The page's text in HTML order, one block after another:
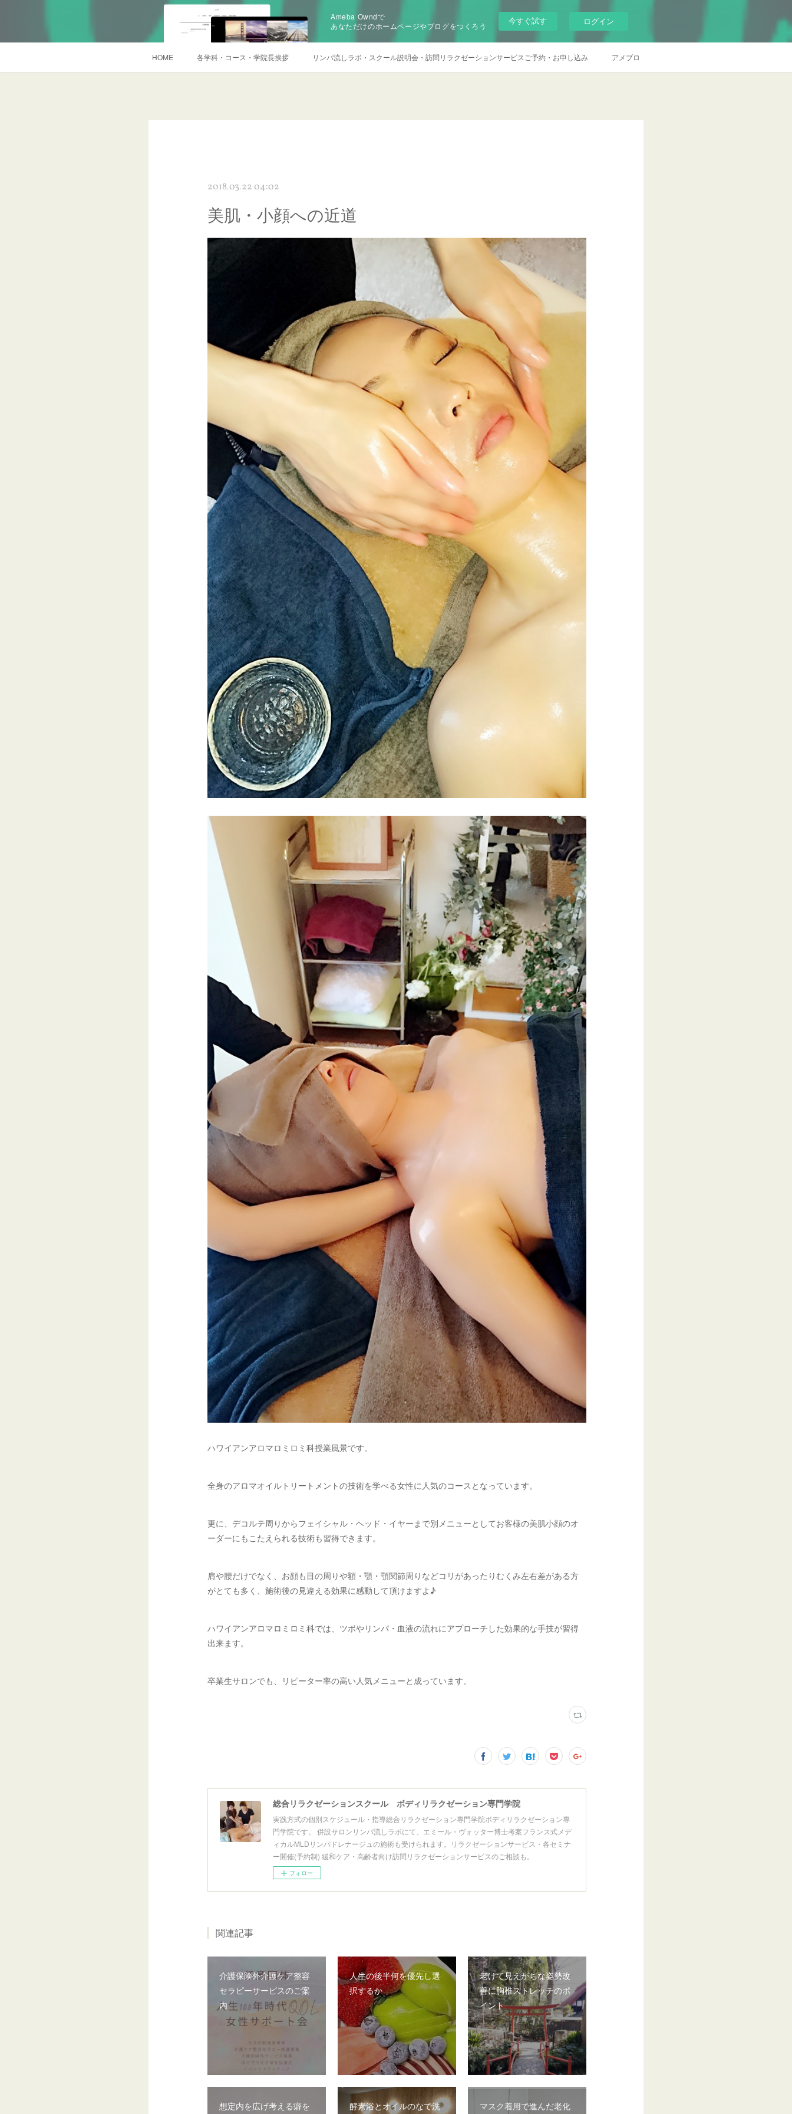
Ameba Owndで
あなただけのホームページやブログをつくろう
今すぐ試す ログイン
HOME 各学科・コース・学院長挨拶 リンパ流しラボ・スクール説明会・訪問リラクゼーションサービスご予約・お申し込み アメブロ
2018.03.22 04:02
美肌・小顔への近道
ハワイアンアロマロミロミ科授業風景です。
全身のアロマオイルトリートメントの技術を学べる女性に人気のコースとなっています。
更に、デコルテ周りからフェイシャル・ヘッド・イヤーまで別メニューとしてお客様の美肌小顔のオ
ーダーにもこたえられる技術も習得できます。
肩や腰だけでなく、お顔も目の周りや額・顎・顎関節周りなどコリがあったりむくみ左右差がある方
がとても多く、施術後の見違える効果に感動して頂けますよ♪
ハワイアンアロマロミロミ科では、ツボやリンパ・血液の流れにアプローチした効果的な手技が習得
出来ます。
卒業生サロンでも、リピーター率の高い人気メニューと成っています。
総合リラクゼーションスクール ボディリラクゼーション専門学院
実践方式の個別スケジュール・指導総合リラクゼーション専門学院ボディリラクゼーション専
門学院です。 併設サロンリンパ流しラボにて、エミール・ヴォッター博士考案フランス式メデ
ィカルMLDリンパドレナージュの施術も受けられます。リラクゼーションサービス・各セミナ
ー開催(予約制) 緩和ケア・高齢者向け訪問リラクゼーションサービスのご相談も。
フォロー
関連記事
介護保険外介護ケア整容
セラピーサービスのご案
内
人生の後半何を優先し選
択するか
老けて見えがちな姿勢改
善に胸椎ストレッチのポ
イント
想定内を広げ考える癖を 酵素浴とオイルのなで洗 マスク着用で進んだ老化